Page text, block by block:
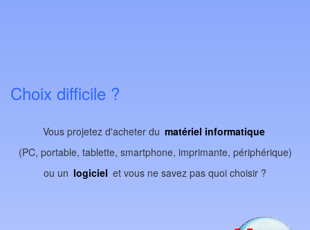
Choix difficile ?
Vous projetez d'acheter du matériel informatique
(PC, portable, tablette, smartphone, imprimante, périphérique)
ou un logiciel et vous ne savez pas quoi choisir ?